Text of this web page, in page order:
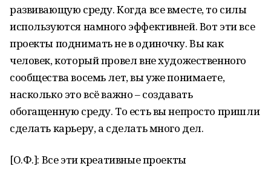
развивающую среду. Когда все вместе, то силы
используются намного эффективней. Вот эти все
проекты поднимать не в одиночку. Вы как
человек, который провел вне художественного
сообщества восемь лет, вы уже понимаете,
насколько это всё важно – создавать
обогащенную среду. То есть вы непросто пришли
сделать карьеру, а сделать много дел.
[О.Ф.]: Все эти креативные проекты